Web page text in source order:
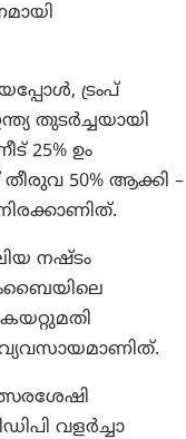
ട്രംപ്
തുടർച്ചയായി
25% ഉം
50% ആക്കി –
നഷ്ടം
വളർച്ചാ